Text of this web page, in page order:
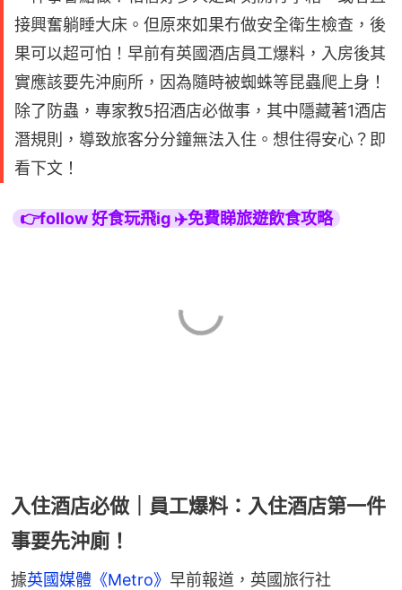
接興奮躺睡大床。但原來如果冇做安全衛生檢查，後
果可以超可怕！早前有英國酒店員工爆料，入房後其
實應該要先沖廁所，因為隨時被蜘蛛等昆蟲爬上身！
除了防蟲，專家教5招酒店必做事，其中隱藏著1酒店
潛規則，導致旅客分分鐘無法入住。想住得安心？即
看下文！
👉follow 好食玩飛ig ✈️免費睇旅遊飲食攻略
入住酒店必做｜員工爆料：入住酒店第一件
事要先沖廁！
據英國媒體《Metro》 早前報道，英國旅行社